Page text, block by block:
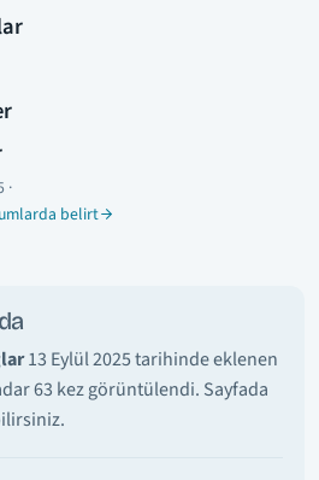
·
belirt
13 Eylül 2025 tarihinde eklenen
63 kez görüntülendi. Sayfada